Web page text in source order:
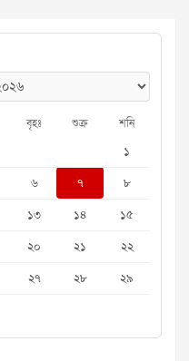
বৃহঃ শুক্র শনি
১
৬ ৭
৮
১৩ ১৪
১৫
২০ ২১
২২
২৭ ২৮
২৯